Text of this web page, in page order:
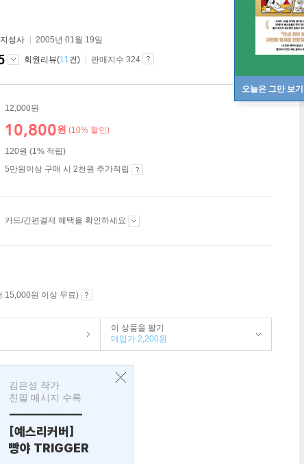
오늘은 그만 보기
성사 2005년 01월 19일
회원리뷰(11건) 판매지수 324
12,000원
10,800원 (10% 할인)
120원 (1% 적립)
5만원이상 구매 시 2천원 추가적립
카드/간편결제 혜택을 확인하세요
15,000원 이상 무료)
이 상품을 팔기
매입가 2,200원
김은성 작가
친필 메시지 수록
---------------
[예스리커버]
빵야 TRIGGER